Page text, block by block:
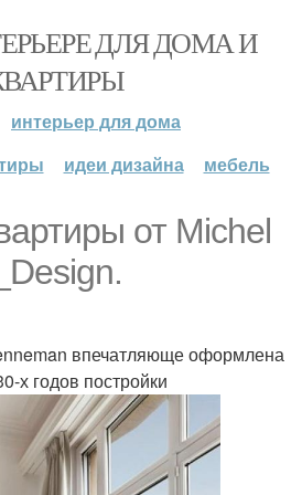
ДЛЯ ДОМА И
интерьер для дома
идеи дизайна мебель
от Michel
впечатляюще оформлена
х годов постройки